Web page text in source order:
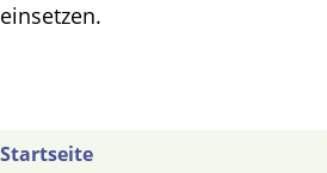
einsetzen.
Startseite